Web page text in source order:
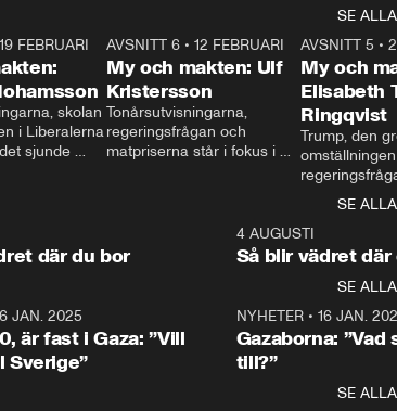
SE ALLA
24:30
19 FEBRUARI
skolan
i Liberalerna
sjunde
svars.
27:30
AVSNITT 6 •12 FEBRUARI
My och makten: Ulf
Kristersson
Tonårsutvisningarna,
regeringsfrågan och
matpriserna står i fokus i
Rohwedder ställer
statsminister Ulf Kristersson
AVSNITT 5 •
My och
Elisabeth
Ringqvist
Trump, den
centrum i
avsnittet av
Makten”. Se
Aftonbladets
Rohwedder
Thand Ring
SE ALLA
där du bor
4 AUGUSTI
Så blir vädret där
SE ALLA
JAN. 2025
är fast i Gaza: ”Vill
Sverige”
NYHETER• 16 JAN.
Gazaborna:
till?”
SE ALLA